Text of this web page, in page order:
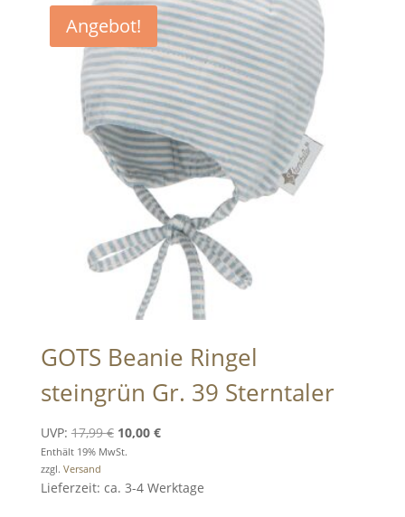
Angebot!
GOTS Beanie Ringel
steingrün Gr. 39 Sterntaler
UVP: 17,99€ Ursprünglicher
Preis
17,99 €
10,00 €Aktueller
10,00 €.
Enthält 19% MwSt.
zzgl. Versand
Lieferzeit: ca. 3-4 Werktage